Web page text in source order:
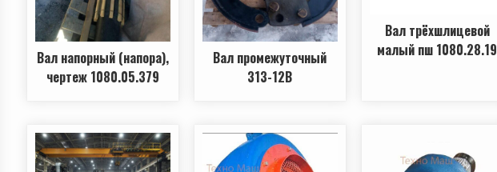
Вал напорный (напора),
чертеж 1080.05.379
Вал промежуточный
313-12В
Вал трёхшлицевой
малый пш 1080.28.19